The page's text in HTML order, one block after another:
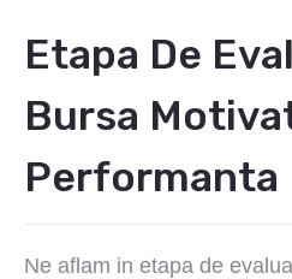
Etapa De
Bursa
Performanta
Ne aflam in etapa de